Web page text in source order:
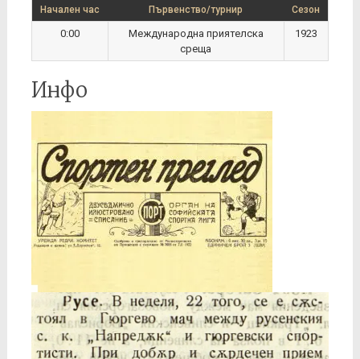
Начален час Първенство/турнир Сезон
0:00
Международна приятелскa
среща
1923
Инфо